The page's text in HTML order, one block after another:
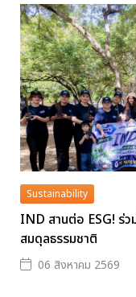
Sustainability
IND สานต่อ ESG! ร่
สมดุลธรรมชาติ
06 สิงหาคม 2569